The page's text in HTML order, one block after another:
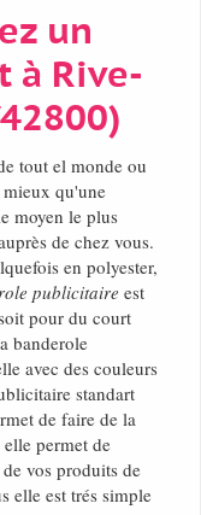
un
à Rive-
tout el monde ou
qu'une
moyen le plus
de chez vous.
en polyester,
publicitaire est
pour du court
banderole
avec des couleurs
standart
de faire de la
elle permet de
vos produits de
elle est trés simple